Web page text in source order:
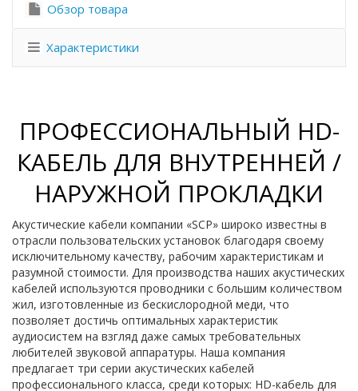
Обзор товара
Характеристики
ПРОФЕССИОНАЛЬНЫЙ HD-
КАБЕЛЬ ДЛЯ ВНУТРЕННЕЙ /
НАРУЖНОЙ ПРОКЛАДКИ
Акустические кабели компании «SCP» широко известны в
отрасли пользовательских установок благодаря своему
исключительному качеству, рабочим характеристикам и
разумной стоимости. Для производства наших акустических
кабелей используются проводники с большим количеством
жил, изготовленные из бескислородной меди, что
позволяет достичь оптимальных характеристик
аудиосистем на взгляд даже самых требовательных
любителей звуковой аппаратуры. Наша компания
предлагает три серии акустических кабелей
профессионального класса, среди которых: HD-кабель для